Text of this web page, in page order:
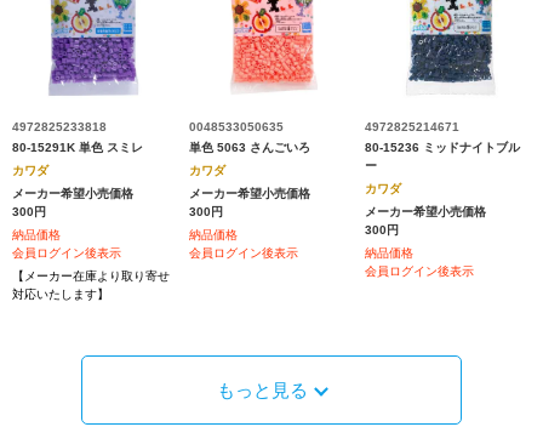
4972825233818
80-15291K 単色 スミレ
カワダ
メーカー希望小売価格
300円
納品価格
会員ログイン後表示
【メーカー在庫より取り寄せ
対応いたします】
0048533050635
単色 5063 さんごいろ
カワダ
メーカー希望小売価格
300円
納品価格
会員ログイン後表示
4972825214671
80-15236 ミッドナイトブル
ー
カワダ
メーカー希望小売価格
300円
納品価格
会員ログイン後表示
もっと見る